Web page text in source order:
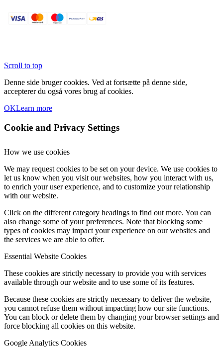
Scroll to top
Denne side bruger cookies. Ved at fortsætte på denne side,
accepterer du også vores brug af cookies.
OKLearn more
Cookie and Privacy Settings
How we use cookies
We may request cookies to be set on your device. We use cookies to
let us know when you visit our websites, how you interact with us,
to enrich your user experience, and to customize your relationship
with our website.
Click on the different category headings to find out more. You can
also change some of your preferences. Note that blocking some
types of cookies may impact your experience on our websites and
the services we are able to offer.
Essential Website Cookies
These cookies are strictly necessary to provide you with services
available through our website and to use some of its features.
Because these cookies are strictly necessary to deliver the website,
you cannot refuse them without impacting how our site functions.
You can block or delete them by changing your browser settings and
force blocking all cookies on this website.
Google Analytics Cookies